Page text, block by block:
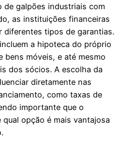
de galpões industriais com
as instituições financeiras
diferentes tipos de garantias.
a hipoteca do próprio
bens móveis, e até mesmo
dos sócios. A escolha da
diretamente nas
como taxas de
importante que o
qual opção é mais vantajosa